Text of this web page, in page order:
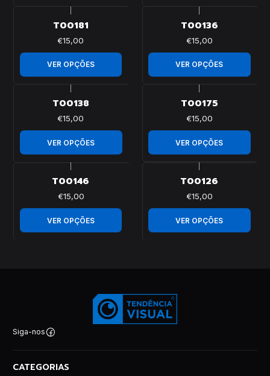
T00181
€15,00
VER OPÇÕES
T00136
€15,00
VER OPÇÕES
T00138
€15,00
VER OPÇÕES
T00175
€15,00
VER OPÇÕES
T00146
€15,00
VER OPÇÕES
T00126
€15,00
VER OPÇÕES
Siga-nos
CATEGORIAS